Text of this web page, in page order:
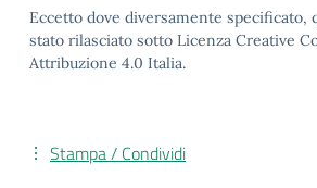
Eccetto dove diversamente specificato,
stato rilasciato sotto Licenza Creative
Attribuzione 4.0 Italia.
Stampa / Condividi